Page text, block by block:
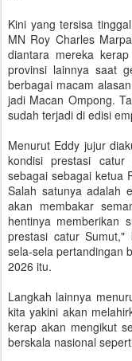
Kini yang tersisa
MN Roy Charles
diantara mereka
provinsi lainnya saat
berbagai macam
jadi Macan Ompong.
sudah terjadi di edisi
Menurut Eddy jujur
kondisi prestasi
sebagai sebagai ketua
Salah satunya adalah
akan membakar
hentinya memberikan
prestasi catur Sumut,"
sela-sela pertandingan
2026 itu.
Langkah lainnya
kita yakini akan
kerap akan mengikut
berskala nasional